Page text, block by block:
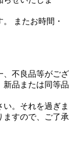
またお時間・
、不良品等がござ
新品または同等品
。それを過ぎま
ますので、ご了承